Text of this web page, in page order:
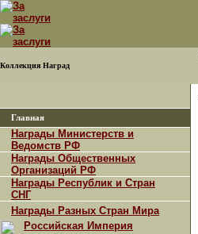
Коллекция Наград
Главная
Награды Министерств и
Ведомств РФ
Награды Общественных
Организаций РФ
Награды Республик и Стран
СНГ
Награды Разных Стран Мира
Российская Империя